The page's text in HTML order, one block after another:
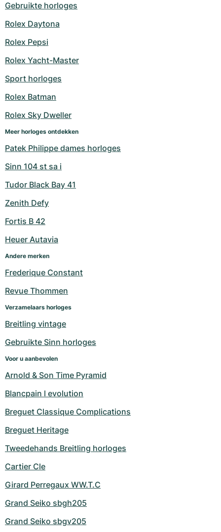
Oyster Perpetual
Yacht-Master
Yacht-Master II
Sky-Dweller
Submariner
Rotonde
Crash
Pasha
Baignoire
Ballon Blanc
Gebruikte horloges
Dameshorloges
Bentley
Transocean
Cockpit
Super Avenger
Galactic
Gebruikte horloges
Dameshorloges
Grand Carrera
Gebruikte horloges
Dameshorloges
Portugieser
Da Vinci
Aquatimer
GST
Vintage
King Power
Gebruikte horloges
Gebruikte horloges
Rolex Daytona
Rolex Pepsi
Rolex Yacht-Master
Sport horloges
Rolex Batman
Rolex Sky Dweller
Meer horloges ontdekken
Patek Philippe dames horloges
Sinn 104 st sa i
Tudor Black Bay 41
Zenith Defy
Fortis B 42
Heuer Autavia
Andere merken
Frederique Constant
Revue Thommen
Verzamelaars horloges
Breitling vintage
Gebruikte Sinn horloges
Voor u aanbevolen
Arnold & Son Time Pyramid
Blancpain l evolution
Breguet Classique Complications
Breguet Heritage
Tweedehands Breitling horloges
Cartier Cle
Girard Perregaux WW.T.C
Grand Seiko sbgh205
Grand Seiko sbgv205